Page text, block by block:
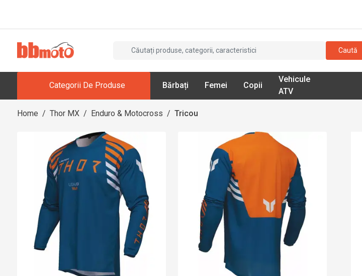
Caută
Categorii De Produse Bărbați Femei Copii
Vehicule
ATV
Home / Thor MX / Enduro & Motocross / Tricou